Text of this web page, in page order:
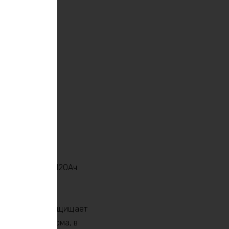
идеально
батарею на 120Ач
что защищает
дома, в